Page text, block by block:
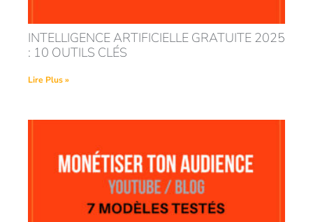
INTELLIGENCE ARTIFICIELLE GRATUITE 2025
: 10 OUTILS CLÉS
Lire Plus »